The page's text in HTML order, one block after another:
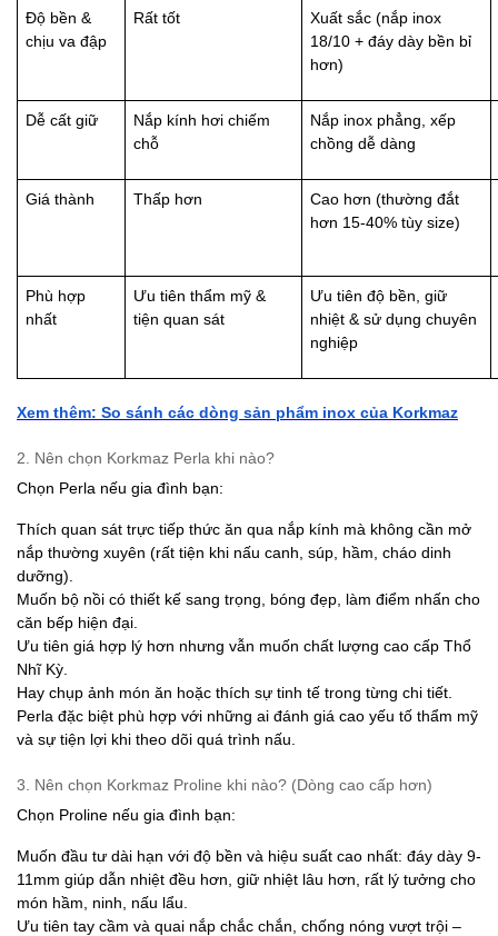
Độ bền &
chịu va đập
Rất tốt
Xuất sắc (nắp inox
18/10 + đáy dày bền bỉ
hơn)
Dễ cất giữ
Nắp kính hơi chiếm
chỗ
Nắp inox phẳng, xếp
chồng dễ dàng
Giá thành Thấp hơn
Cao hơn (thường đắt
hơn 15-40% tùy size)
Phù hợp
nhất
Ưu tiên thẩm mỹ &
tiện quan sát
Ưu tiên độ bền, giữ
nhiệt & sử dụng chuyên
nghiệp
Xem thêm: So sánh các dòng sản phẩm inox của Korkmaz
2. Nên chọn Korkmaz Perla khi nào?
Chọn Perla nếu gia đình bạn:
Thích quan sát trực tiếp thức ăn qua nắp kính mà không cần mở
nắp thường xuyên (rất tiện khi nấu canh, súp, hầm, cháo dinh
dưỡng).
Muốn bộ nồi có thiết kế sang trọng, bóng đẹp, làm điểm nhấn cho
căn bếp hiện đại.
Ưu tiên giá hợp lý hơn nhưng vẫn muốn chất lượng cao cấp Thổ
Nhĩ Kỳ.
Hay chụp ảnh món ăn hoặc thích sự tinh tế trong từng chi tiết.
Perla đặc biệt phù hợp với những ai đánh giá cao yếu tố thẩm mỹ
và sự tiện lợi khi theo dõi quá trình nấu.
3. Nên chọn Korkmaz Proline khi nào? (Dòng cao cấp hơn)
Chọn Proline nếu gia đình bạn:
Muốn đầu tư dài hạn với độ bền và hiệu suất cao nhất: đáy dày 9-
11mm giúp dẫn nhiệt đều hơn, giữ nhiệt lâu hơn, rất lý tưởng cho
món hầm, ninh, nấu lẩu.
Ưu tiên tay cầm và quai nắp chắc chắn, chống nóng vượt trội –